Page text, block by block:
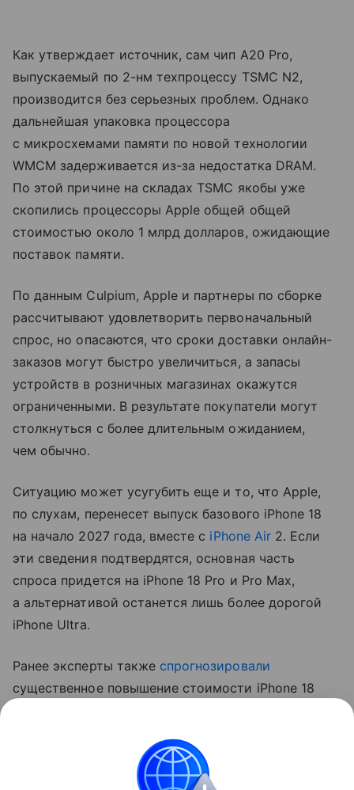
Как утверждает источник, сам чип A20 Pro,
выпускаемый по 2-нм техпроцессу TSMC N2,
производится без серьезных проблем. Однако
дальнейшая упаковка процессора
с микросхемами памяти по новой технологии
WMCM задерживается из-за недостатка DRAM.
По этой причине на складах TSMC якобы уже
скопились процессоры Apple общей общей
стоимостью около 1 млрд долларов, ожидающие
поставок памяти.
По данным Culpium, Apple и партнеры по сборке
рассчитывают удовлетворить первоначальный
спрос, но опасаются, что сроки доставки онлайн-
заказов могут быстро увеличиться, а запасы
устройств в розничных магазинах окажутся
ограниченными. В результате покупатели могут
столкнуться с более длительным ожиданием,
чем обычно.
Ситуацию может усугубить еще и то, что Apple,
по слухам, перенесет выпуск базового iPhone 18
на начало 2027 года, вместе с iPhone Air2. Если
эти сведения подтвердятся, основная часть
спроса придется на iPhone 18 Pro и Pro Max,
а альтернативой останется лишь более дорогой
iPhone Ultra.
Ранее эксперты также спрогнозировали
существенное повышение стоимости iPhone 18